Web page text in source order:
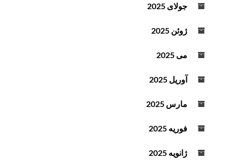
جولای 2025
ژوئن 2025
می 2025
آوریل 2025
مارس 2025
فوریه 2025
ژانویه 2025